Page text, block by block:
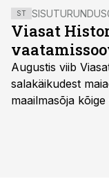
ameeriklasi
esimesteks.
ST SISUTURUNDUS
Viasat
Augustis viib
salakäikudest
maailmasõja